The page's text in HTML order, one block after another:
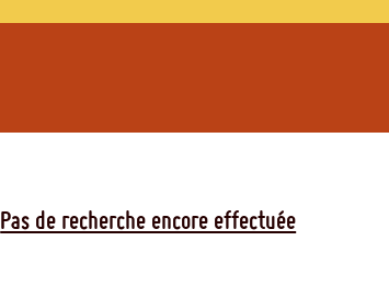
Pas de recherche encore effectuée